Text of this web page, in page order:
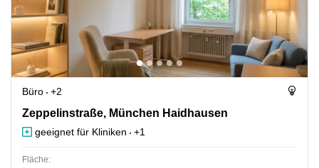
Büro
+2
Zeppelinstraße 71-73, München Haidhausen
Zeppelinstraße, München Haidhausen
geeignet für Kliniken +1
Fläche: